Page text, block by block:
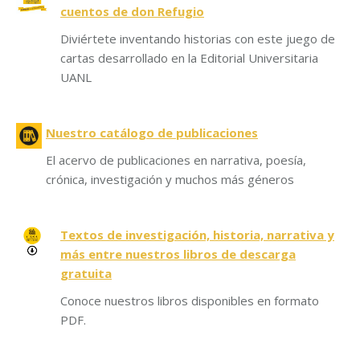
cuentos de don Refugio
Diviértete inventando historias con este juego de
cartas desarrollado en la Editorial Universitaria
UANL
Nuestro catálogo de publicaciones
El acervo de publicaciones en narrativa, poesía,
crónica, investigación y muchos más géneros
Textos de investigación, historia, narrativa y
más entre nuestros libros de descarga
gratuita
Conoce nuestros libros disponibles en formato
PDF.